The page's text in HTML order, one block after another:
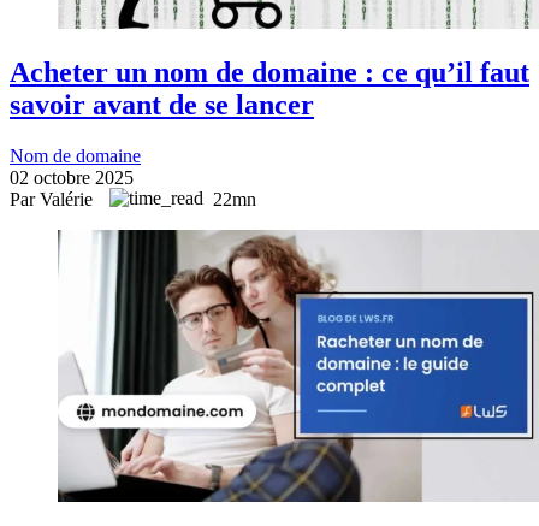
Acheter un nom de domaine : ce qu’il faut
savoir avant de se lancer
Nom de domaine
02 octobre 2025
Par Valérie
22mn